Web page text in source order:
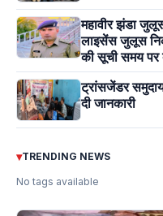
महावीर झंडा
लाइसेंस जुलूस
की सूची समय पर
ट्रांसजेंडर
दी जानकारी
▾TRENDING NEWS
No tags available